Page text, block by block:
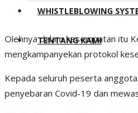
WHISTLEBLOWING
TENTANG KAMI
Olehnya dalam kesempatan itu
mengkampanyekan protokol
Kepada seluruh peserta
penyebaran Covid-19 dan